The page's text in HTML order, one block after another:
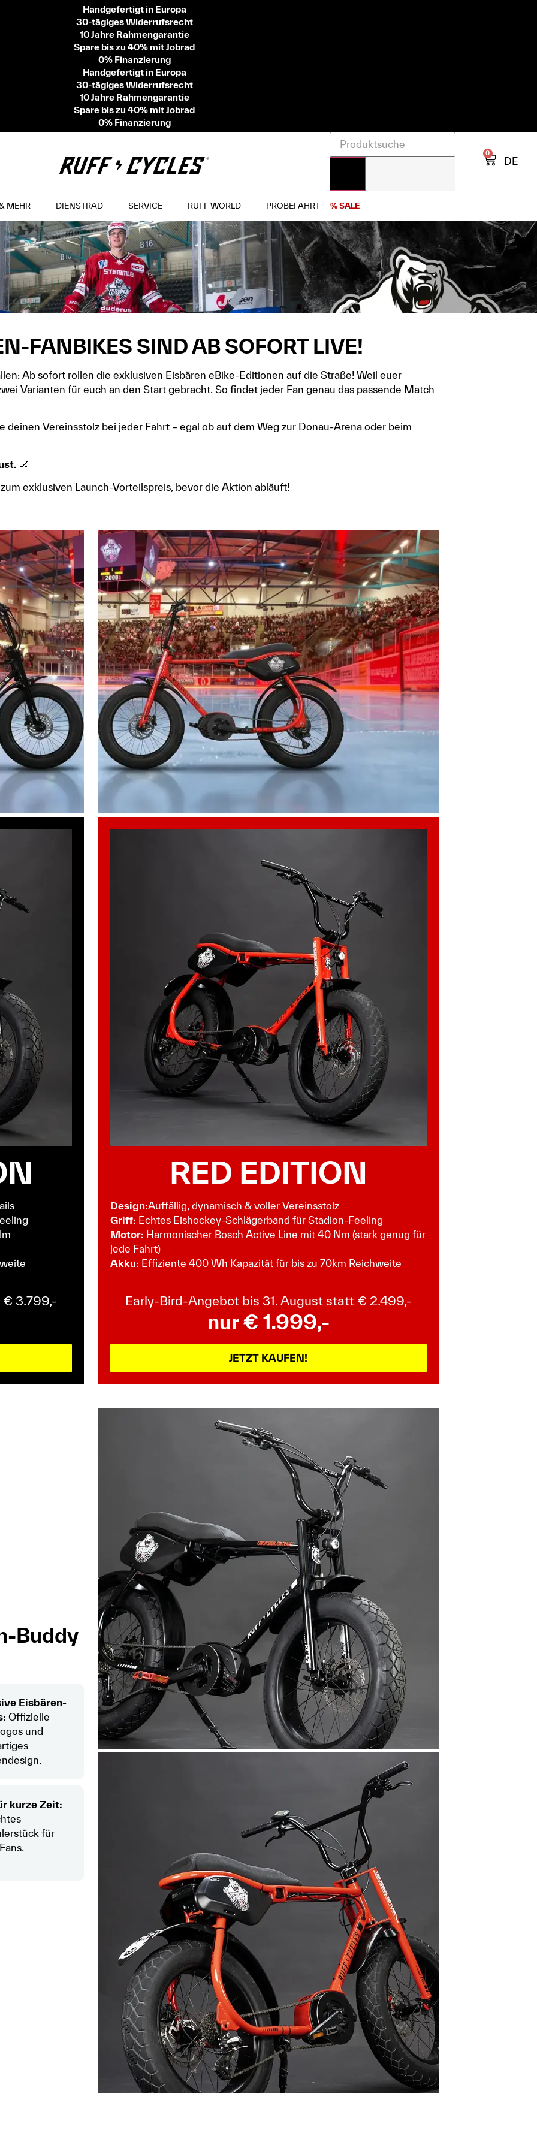
Handgefertigt in Europa
30-tägiges Widerrufsrecht
10 Jahre Rahmengarantie
Spare bis zu 40% mit Jobrad
0% Finanzierung
Handgefertigt in Europa
30-tägiges Widerrufsrecht
10 Jahre Rahmengarantie
Spare bis zu 40% mit Jobrad
0% Finanzierung
0
DE
MEHR DIENSTRAD SERVICE RUFF WORLD PROBEFAHRT % SALE
FANBIKES SIND AB SOFORT LIVE!
Ab sofort rollen die exklusiven Eisbären eBike-Editionen auf die Straße! Weil euer
Varianten für euch an den Start gebracht. So findet jeder Fan genau das passende Match
Vereinsstolz bei jeder Fahrt – egal ob auf dem Weg zur Donau-Arena oder beim
🏒
exklusiven Launch-Vorteilspreis, bevor die Aktion abläuft!
€ 3.799,-
RED EDITION
Design:Auffällig, dynamisch & voller Vereinsstolz
Griff: Echtes Eishockey-Schlägerband für Stadion-Feeling
Motor: Harmonischer Bosch Active Line mit 40 Nm (stark genug für
jede Fahrt)
Akku: Effiziente 400 Wh Kapazität für bis zu 70km Reichweite
Early-Bird-Angebot bis 31. August statt € 2.499,-
nur € 1.999,-
JETZT KAUFEN!
Buddy
Eisbären-
Offizielle
und
kurze Zeit:
für